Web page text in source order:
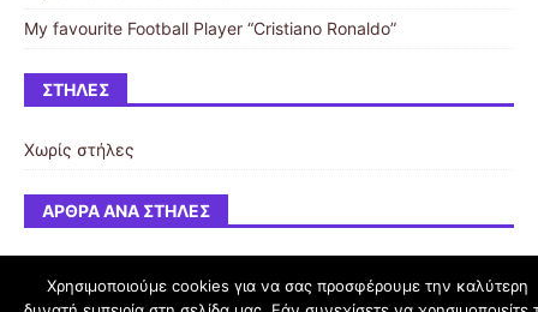
My favourite Football Player “Cristiano Ronaldo”
ΣΤΉΛΕΣ
Χωρίς στήλες
ΆΡΘΡΑ ΑΝΆ ΣΤΉΛΕΣ
Χρησιμοποιούμε cookies για να σας προσφέρουμε την καλύτερη